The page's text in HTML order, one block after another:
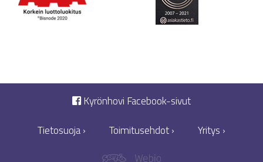
Kyrönhovi Facebook-sivut
Tietosuoja ›
Toimitusehdot › Yritys ›